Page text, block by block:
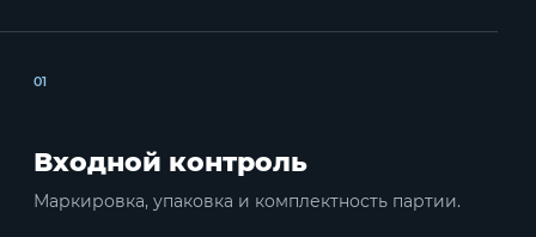
01
Входной контроль
Маркировка, упаковка и комплектность партии.